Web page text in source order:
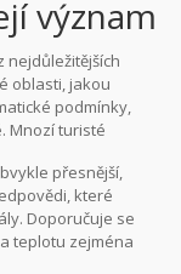
význam
nejdůležitějších
oblasti, jakou
podmínky,
Mnozí turisté
hrají při
mohou ovlivnit
Na Sněžce se
dne na
přesnější,
které
Doporučuje se
teplotu zejména